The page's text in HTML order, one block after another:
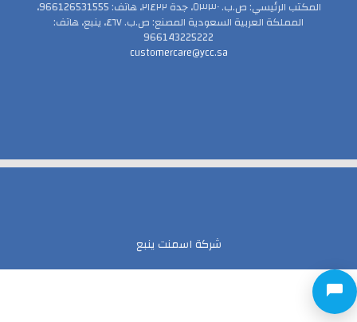
المكتب الرئيسي: ص.ب. ٥٣٣٠، جدة ٢١٤٢٢، هاتف: 966126531555،
المملكة العربية السعودية المصنع: ص.ب. ٤٦٧، ينبع، هاتف:
966143225222
customercare@ycc.sa
شركة اسمنت ينبع